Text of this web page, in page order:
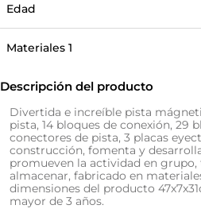
Edad
Materiales 1
Descripción del producto
Divertida e increíble pista
pista, 14 bloques de conexión, 29
conectores de pista, 3 placas
construcción, fomenta y
promueven la actividad en grupo,
almacenar, fabricado en
dimensiones del producto
mayor de 3 años.